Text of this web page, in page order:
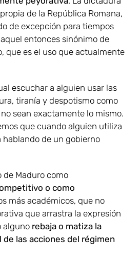
de la República Romana,
de excepción para tiempos
entonces sinónimo de
que es el uso que actualmente
escuchar a alguien usar las
tiranía y despotismo como
sean exactamente lo mismo.
que cuando alguien utiliza
hablando de un gobierno
de Maduro como
o como
más académicos, que no
que arrastra la expresión
alguno rebaja o matiza la
de las acciones del régimen